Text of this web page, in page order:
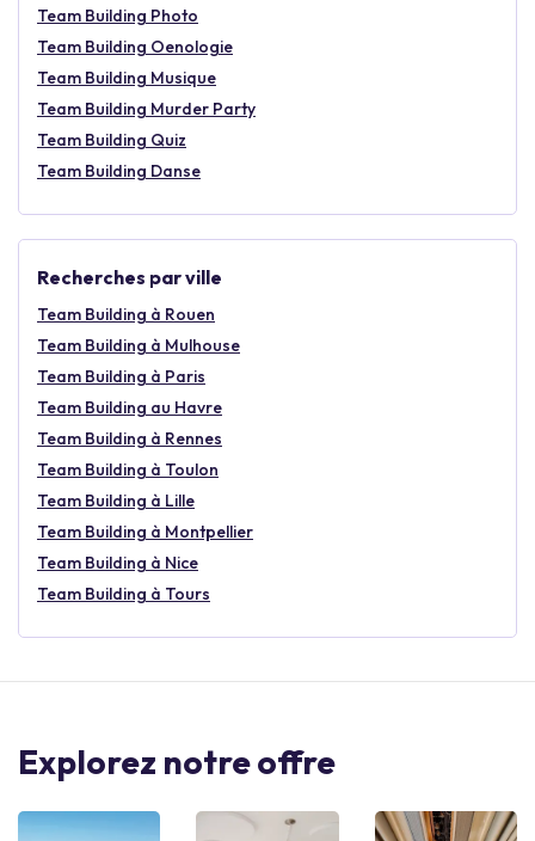
Recherches par thème
Team Building Challenges
Team Building Olympiades
Team Building Escape Game
Team Building Musée
Team Building Murder Party
Team Building Danse
Balade Street Art à vélo
électrique à Lyon
, France
Fresque et fresque végétale
ville, vous allez découvrir des oeuvres exceptionnelles d'artistes
que le sont tout autant. Des Pentes de la Croix-Rousse au
quartier ouvrier de Gerland, vous allez non seulement voir des
oeuvres (fresques, flacking, collage, mosaïques) mais vous en
profiterez aussi pour vous balader dans Lyon de manière
confortable à vélo électrique.
Afficher plus de résultats